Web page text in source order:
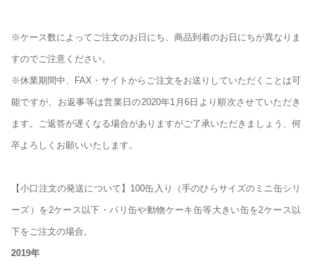
※ケース数によってご注文のお日にち、商品到着のお日にちが異なりま
すのでご注意ください。
※休業期間中、FAX・サイトからご注文をお送りしていただくことは可
能ですが、お返事等は営業日の2020年1月6日より順次させていただき
ます。ご返答が遅くなる場合がありますがご了承いただきましょう、何
卒よろしくお願いいたします。
【小口注文の発送について】100缶入り（手のひらサイズのミニ缶シリ
ーズ）を2ケース以下・パリ缶や動物ケーキ缶等大きい缶を2ケース以
下をご注文の場合。
2019年